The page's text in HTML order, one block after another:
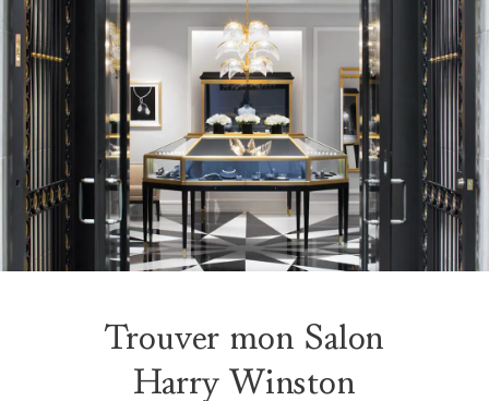
Trouver mon Salon
Harry Winston